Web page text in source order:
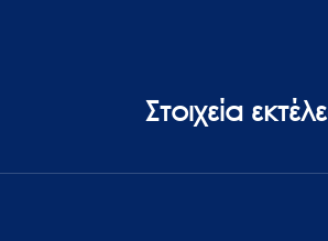
Στοιχεία